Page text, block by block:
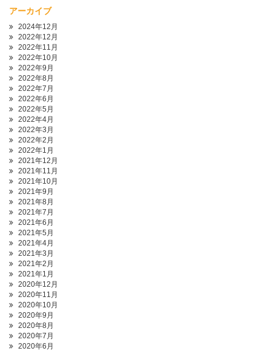
アーカイブ
2024年12月
2022年12月
2022年11月
2022年10月
2022年9月
2022年8月
2022年7月
2022年6月
2022年5月
2022年4月
2022年3月
2022年2月
2022年1月
2021年12月
2021年11月
2021年10月
2021年9月
2021年8月
2021年7月
2021年6月
2021年5月
2021年4月
2021年3月
2021年2月
2021年1月
2020年12月
2020年11月
2020年10月
2020年9月
2020年8月
2020年7月
2020年6月